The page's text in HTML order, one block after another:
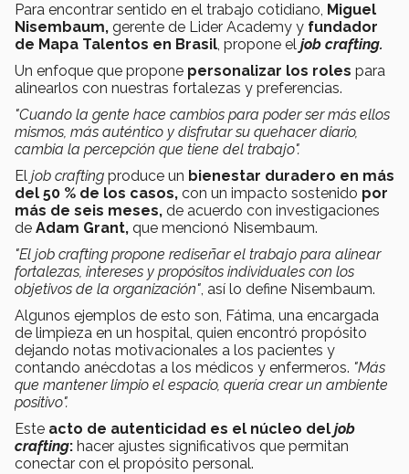
Para encontrar sentido en el trabajo cotidiano, Miguel
Nisembaum, gerente de Lider Academy y fundador
de Mapa Talentos en Brasil, propone el job crafting.
Un enfoque que propone personalizar los roles para
alinearlos con nuestras fortalezas y preferencias.
"Cuando la gente hace cambios para poder ser más ellos
mismos, más auténtico y disfrutar su quehacer diario,
cambia la percepción que tiene del trabajo".
El job crafting produce un bienestar duradero en más
del 50 % de los casos, con un impacto sostenido por
más de seis meses​, de acuerdo con investigaciones
de Adam Grant, que mencionó Nisembaum.
"El job crafting propone rediseñar el trabajo para alinear
fortalezas, intereses y propósitos individuales con los
objetivos de la organización", así lo define Nisembaum.
Algunos ejemplos de esto son, Fátima, una encargada
de limpieza en un hospital, quien encontró propósito
dejando notas motivacionales a los pacientes y
contando anécdotas a los médicos y enfermeros. "Más
que mantener limpio el espacio, quería crear un ambiente
positivo".
Este acto de autenticidad es el núcleo del job
crafting: hacer ajustes significativos que permitan
conectar con el propósito personal​.